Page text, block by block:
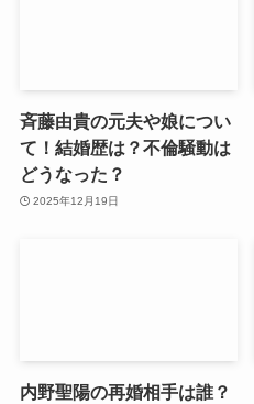
斉藤由貴の元夫や娘につい
て！結婚歴は？不倫騒動は
どうなった？
2025年12月19日
内野聖陽の再婚相手は誰？